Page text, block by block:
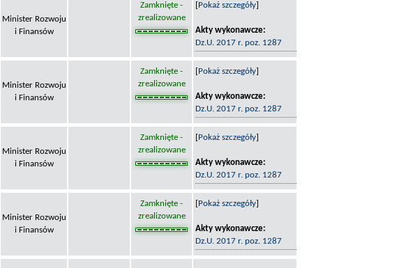
Minister Rozwoju
i Finansów
Zamknięte -
zrealizowane
Pokaż szczegóły
Akty wykonawcze:
Dz.U. 2017 r. poz. 1287
Minister Rozwoju
i Finansów
Zamknięte -
zrealizowane
Pokaż szczegóły
Akty wykonawcze:
Dz.U. 2017 r. poz. 1287
Minister Rozwoju
i Finansów
Zamknięte -
zrealizowane
Pokaż szczegóły
Akty wykonawcze:
Dz.U. 2017 r. poz. 1287
Minister Rozwoju
i Finansów
Zamknięte -
zrealizowane
Pokaż szczegóły
Akty wykonawcze:
Dz.U. 2017 r. poz. 1287